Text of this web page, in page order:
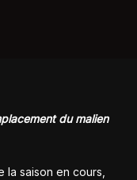
du malien
la saison en cours,